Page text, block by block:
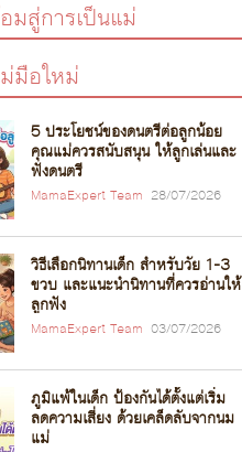
มสู่การเป็นแม่
มือใหม่
5 ประโยชน์ของดนตรีต่อลูกน้อย
คุณแม่ควรสนับสนุน ให้ลูกเล่นและ
ฟังดนตรี
MamaExpert Team 28/07/2026
วิธีเลือกนิทานเด็ก สำหรับวัย 1-3
ขวบ และแนะนำนิทานที่ควรอ่านให้
ลูกฟัง
MamaExpert Team 03/07/2026
ภูมิแพ้ในเด็ก ป้องกันได้ตั้งแต่เริ่ม
ลดความเสี่ยง ด้วยเคล็ดลับจากนม
แม่